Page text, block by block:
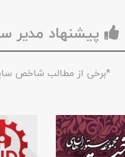
پیشنهاد مدیر
*برخی از مطالب شاخص